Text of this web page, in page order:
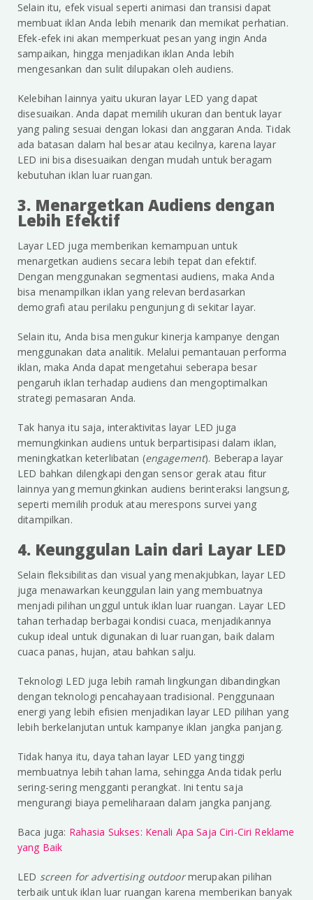
Selain itu, efek visual seperti animasi dan transisi dapat
membuat iklan Anda lebih menarik dan memikat perhatian.
Efek-efek ini akan memperkuat pesan yang ingin Anda
sampaikan, hingga menjadikan iklan Anda lebih
mengesankan dan sulit dilupakan oleh audiens.
Kelebihan lainnya yaitu ukuran layar LED yang dapat
disesuaikan. Anda dapat memilih ukuran dan bentuk layar
yang paling sesuai dengan lokasi dan anggaran Anda. Tidak
ada batasan dalam hal besar atau kecilnya, karena layar
LED ini bisa disesuaikan dengan mudah untuk beragam
kebutuhan iklan luar ruangan.
3. Menargetkan Audiens dengan
Lebih Efektif
Layar LED juga memberikan kemampuan untuk
menargetkan audiens secara lebih tepat dan efektif.
Dengan menggunakan segmentasi audiens, maka Anda
bisa menampilkan iklan yang relevan berdasarkan
demografi atau perilaku pengunjung di sekitar layar.
Selain itu, Anda bisa mengukur kinerja kampanye dengan
menggunakan data analitik. Melalui pemantauan performa
iklan, maka Anda dapat mengetahui seberapa besar
pengaruh iklan terhadap audiens dan mengoptimalkan
strategi pemasaran Anda.
Tak hanya itu saja, interaktivitas layar LED juga
memungkinkan audiens untuk berpartisipasi dalam iklan,
meningkatkan keterlibatan (engagement). Beberapa layar
LED bahkan dilengkapi dengan sensor gerak atau fitur
lainnya yang memungkinkan audiens berinteraksi langsung,
seperti memilih produk atau merespons survei yang
ditampilkan.
4. Keunggulan Lain dari Layar LED
Selain fleksibilitas dan visual yang menakjubkan, layar LED
juga menawarkan keunggulan lain yang membuatnya
menjadi pilihan unggul untuk iklan luar ruangan. Layar LED
tahan terhadap berbagai kondisi cuaca, menjadikannya
cukup ideal untuk digunakan di luar ruangan, baik dalam
cuaca panas, hujan, atau bahkan salju.
Teknologi LED juga lebih ramah lingkungan dibandingkan
dengan teknologi pencahayaan tradisional. Penggunaan
energi yang lebih efisien menjadikan layar LED pilihan yang
lebih berkelanjutan untuk kampanye iklan jangka panjang.
Tidak hanya itu, daya tahan layar LED yang tinggi
membuatnya lebih tahan lama, sehingga Anda tidak perlu
sering-sering mengganti perangkat. Ini tentu saja
mengurangi biaya pemeliharaan dalam jangka panjang.
Baca juga: Rahasia Sukses: Kenali Apa Saja Ciri-Ciri Reklame
yang Baik
LED screen for advertising outdoormerupakan pilihan
terbaik untuk iklan luar ruangan karena memberikan banyak